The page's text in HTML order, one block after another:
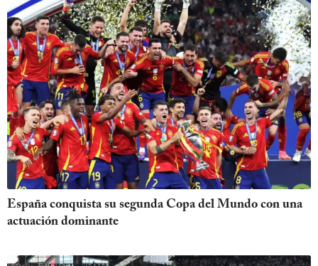
España conquista su segunda Copa del Mundo con una
actuación dominante